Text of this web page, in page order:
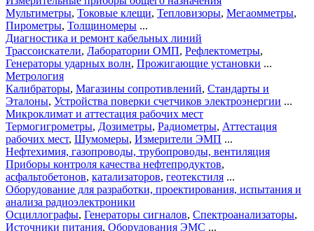
Мультиметры, Токовые клещи, Тепловизоры, Мегаомметры,
Пирометры, Толщиномеры ...
Диагностика и ремонт кабельных линий
Трассоискатели, Лаборатории ОМП, Рефлектометры,
Генераторы ударных волн, Прожигающие установки ...
Метрология
Калибраторы, Магазины сопротивлений, Стандарты и
Эталоны, Устройства поверки счетчиков электроэнергии ...
Микроклимат и аттестация рабочих мест
Термогигрометры, Дозиметры, Радиометры, Аттестация
рабочих мест, Шумомеры, Измерители ЭМП ...
Нефтехимия, газопроводы, трубопроводы, вентиляция
Приборы контроля качества нефтепродуктов,
асфальтобетонов, катализаторов, геотекстиля ...
Оборудование для разработки, проектирования, испытания и
анализа радиоэлектроники
Осциллографы, Генераторы сигналов, Спектроанализаторы,
Источники питания, Оборудования ЭМС ...